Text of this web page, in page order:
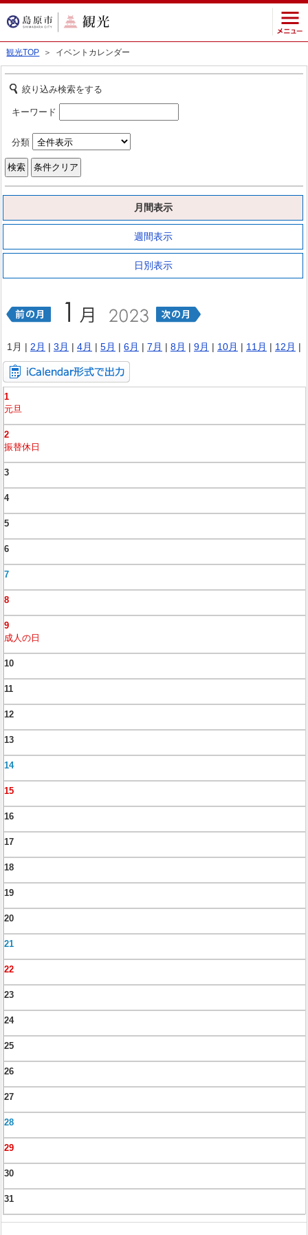
観光TOP ＞ イベントカレンダー
絞り込み検索をする
キーワード
分類
月間表示
週間表示
日別表示
1月 | 2月 | 3月 | 4月 | 5月 | 6月 | 7月 | 8月 | 9月 | 10月 | 11月 | 12月 |
1
元旦
2
振替休日
3
4
5
6
7
8
9
成人の日
10
11
12
13
14
15
16
17
18
19
20
21
22
23
24
25
26
27
28
29
30
31